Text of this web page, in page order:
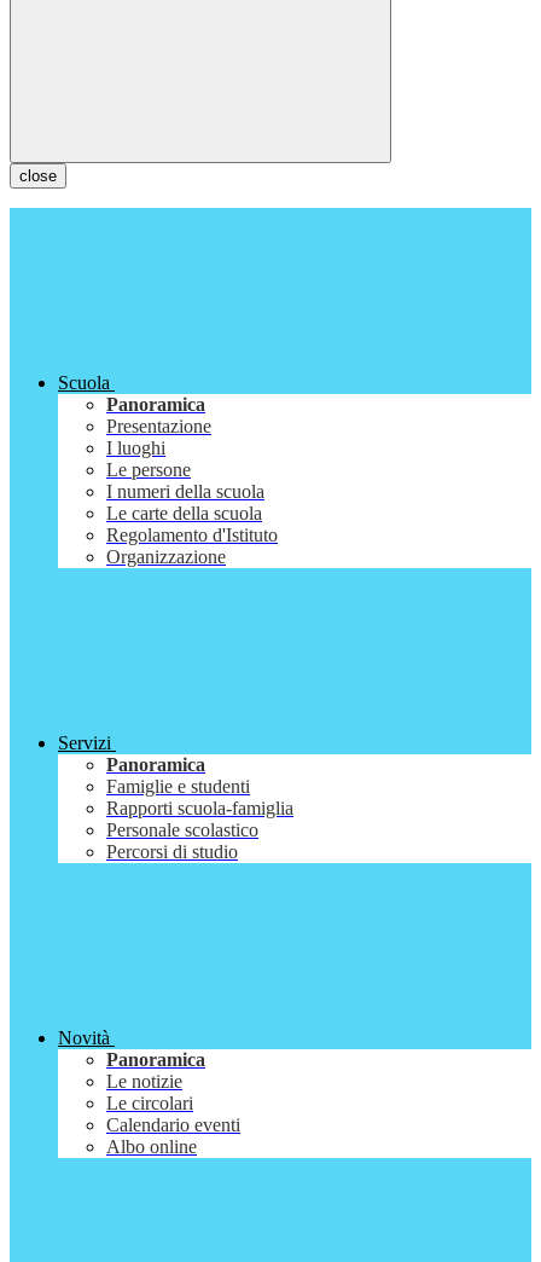
close
Scuola
Panoramica
Presentazione
I luoghi
Le persone
I numeri della scuola
Le carte della scuola
Regolamento d'Istituto
Organizzazione
Servizi
Panoramica
Famiglie e studenti
Rapporti scuola-famiglia
Personale scolastico
Percorsi di studio
Novità
Panoramica
Le notizie
Le circolari
Calendario eventi
Albo online